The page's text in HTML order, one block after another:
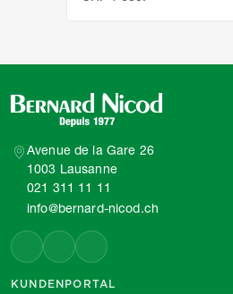
Avenue de la Gare 26
1003 Lausanne
021 311 11 11
info@bernard-nicod.ch
KUNDENPORTAL